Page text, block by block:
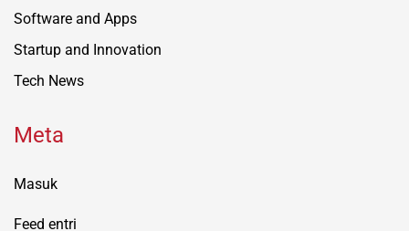
Software and Apps
Startup and Innovation
Tech News
Meta
Masuk
Feed entri